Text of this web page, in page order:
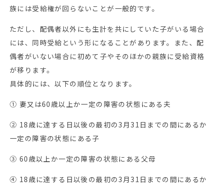
族には受給権が回らないことが一般的です。
ただし、配偶者以外にも生計を共にしていた子がいる場合
には、同時受給という形になることがあります。また、配
偶者がいない場合に初めて子やそのほかの親族に受給資格
が移ります。
具体的には、以下の順位となります。
① 妻又は60歳以上か一定の障害の状態にある夫
② 18歳に達する日以後の最初の3月31日までの間にあるか
一定の障害の状態にある子
③ 60歳以上か一定の障害の状態にある父母
④ 18歳に達する日以後の最初の3月31日までの間にあるか